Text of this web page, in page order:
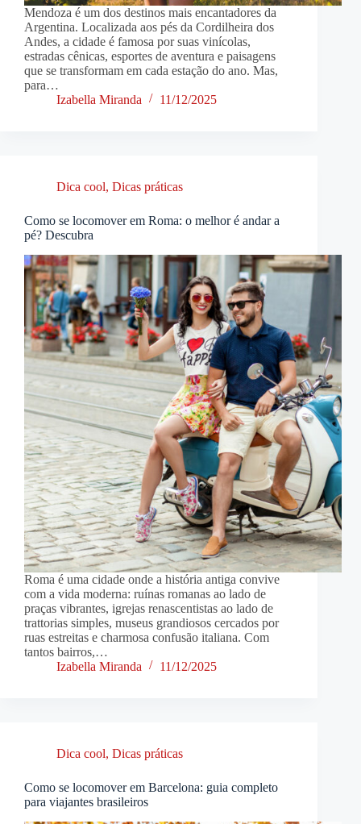
Mendoza é um dos destinos mais encantadores da
Argentina. Localizada aos pés da Cordilheira dos
Andes, a cidade é famosa por suas vinícolas,
estradas cênicas, esportes de aventura e paisagens
que se transformam em cada estação do ano. Mas,
para…
Izabella Miranda
11/12/2025
Dica cool, Dicas práticas
Como se locomover em Roma: o melhor é andar a
pé? Descubra
Roma é uma cidade onde a história antiga convive
com a vida moderna: ruínas romanas ao lado de
praças vibrantes, igrejas renascentistas ao lado de
trattorias simples, museus grandiosos cercados por
ruas estreitas e charmosa confusão italiana. Com
tantos bairros,…
Izabella Miranda
11/12/2025
Dica cool, Dicas práticas
Como se locomover em Barcelona: guia completo
para viajantes brasileiros